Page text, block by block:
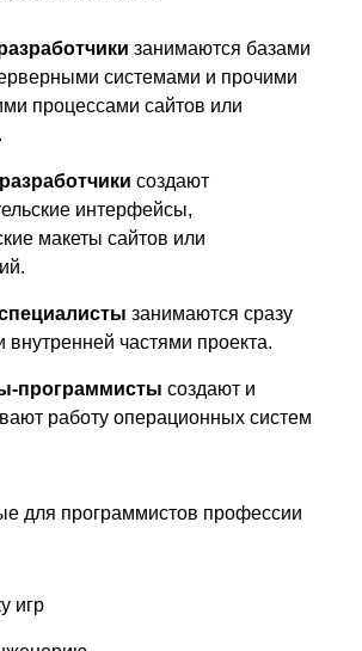
занимаются базами
системами и прочими
процессами сайтов или
создают
интерфейсы,
макеты сайтов или
занимаются сразу
внутренней частями проекта.
программисты создают и
работу операционных систем
для программистов профессии
игр